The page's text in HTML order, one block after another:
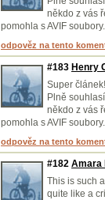
někdo z vás
pomohla s AVIF soubory.
odpověz na tento
#183 Henry
Super
Plně
někdo z vás
pomohla s AVIF soubory.
odpověz na tento
#182 Amara
This is such
quite like a